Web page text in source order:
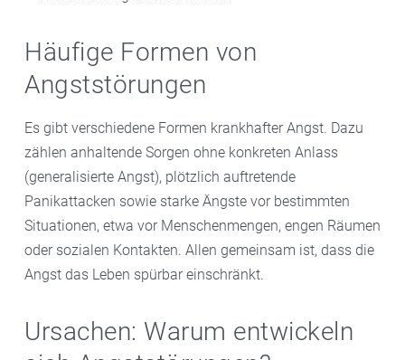
Häufige Formen von
Angststörungen
Es gibt verschiedene Formen krankhafter Angst. Dazu
zählen anhaltende Sorgen ohne konkreten Anlass
(generalisierte Angst), plötzlich auftretende
Panikattacken sowie starke Ängste vor bestimmten
Situationen, etwa vor Menschenmengen, engen Räumen
oder sozialen Kontakten. Allen gemeinsam ist, dass die
Angst das Leben spürbar einschränkt.
Ursachen: Warum entwickeln